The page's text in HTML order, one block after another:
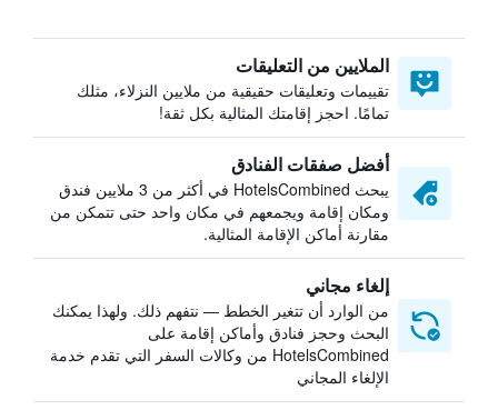
الملايين من التعليقات
تقييمات وتعليقات حقيقية من ملايين النزلاء، مثلك
تمامًا. احجز إقامتك المثالية بكل ثقة!
أفضل صفقات الفنادق
يبحث HotelsCombined في أكثر من 3 ملايين فندق
ومكان إقامة ويجمعهم في مكان واحد حتى تتمكن من
مقارنة أماكن الإقامة المثالية.
إلغاء مجاني
من الوارد أن تتغير الخطط — نتفهم ذلك. ولهذا يمكنك
البحث وحجز فنادق وأماكن إقامة على
HotelsCombined من وكالات السفر التي تقدم خدمة
الإلغاء المجاني